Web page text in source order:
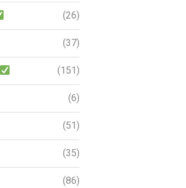
(26)
(37)
(151)
(6)
(51)
(35)
(86)